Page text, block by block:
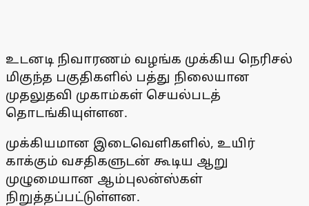
உடனடி நிவாரணம் வழங்க முக்கிய நெரிசல்
மிகுந்த பகுதிகளில் பத்து நிலையான
முதலுதவி முகாம்கள் செயல்படத்
தொடங்கியுள்ளன.
முக்கியமான இடைவெளிகளில், உயிர்
காக்கும் வசதிகளுடன் கூடிய ஆறு
முழுமையான ஆம்புலன்ஸ்கள்
நிறுத்தப்பட்டுள்ளன.